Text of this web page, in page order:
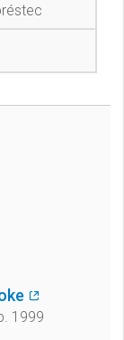
1999